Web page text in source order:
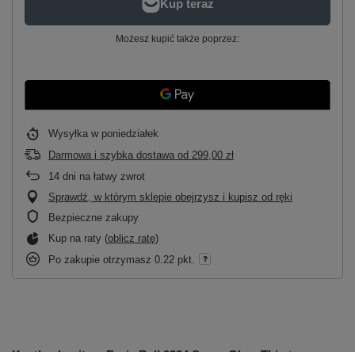
Możesz kupić także poprzez:
Wysyłka w poniedziałek
Darmowa i szybka dostawa od 299,00 zł
14 dni na łatwy zwrot
Sprawdź, w którym sklepie obejrzysz i kupisz od ręki
Bezpieczne zakupy
Kup na raty (oblicz ratę)
Po zakupie otrzymasz 0.22 pkt.